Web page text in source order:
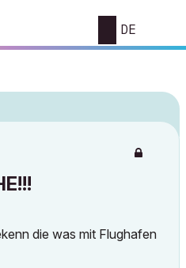
DE
die was mit Flughafen